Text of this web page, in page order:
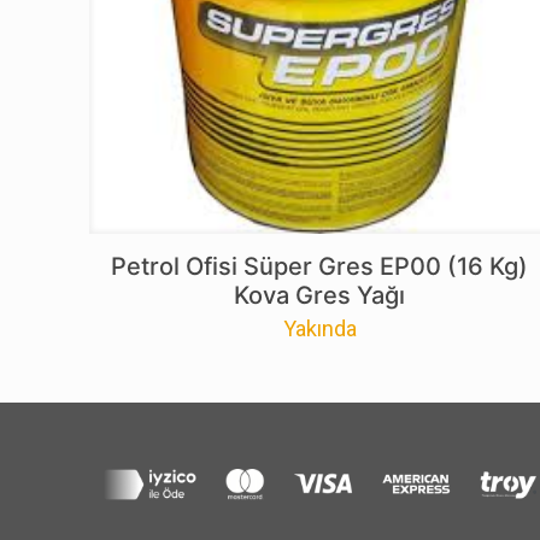
Petrol Ofisi Süper Gres EP00 (16 Kg)
Kova Gres Yağı
Yakında